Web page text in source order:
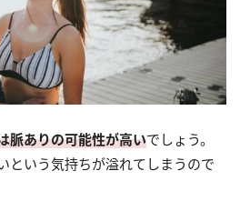
脈ありの可能性が高いでしょう。
という気持ちが溢れてしまうので